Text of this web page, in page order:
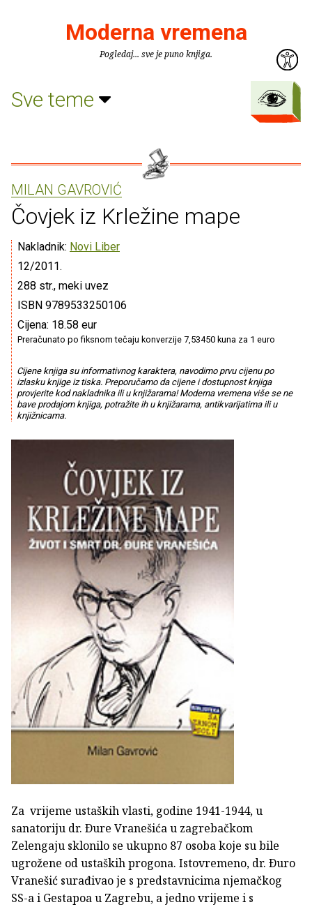
Moderna vremena
Pogledaj... sve je puno knjiga.
Sve teme
MILAN GAVROVIĆ
Čovjek iz Krležine mape
Nakladnik: Novi Liber
12/2011.
288 str., meki uvez
ISBN 9789533250106
Cijena: 18.58 eur
Preračunato po fiksnom tečaju konverzije 7,53450 kuna za 1 euro
Cijene knjiga su informativnog karaktera, navodimo prvu cijenu po
izlasku knjige iz tiska. Preporučamo da cijene i dostupnost knjiga
provjerite kod nakladnika ili u knjižarama! Moderna vremena više se ne
bave prodajom knjiga, potražite ih u knjižarama, antikvarijatima ili u
knjižnicama.
Za vrijeme ustaških vlasti, godine 1941-1944, u
sanatoriju dr. Ðure Vranešića u zagrebačkom
Zelengaju sklonilo se ukupno 87 osoba koje su bile
ugrožene od ustaških progona. Istovremeno, dr. Ðuro
Vranešić surađivao je s predstavnicima njemačkog
SS-a i Gestapoa u Zagrebu, a jedno vrijeme i s